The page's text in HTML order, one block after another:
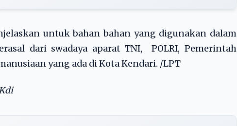
untuk bahan bahan yang digunakan dalam
dari swadaya aparat TNI, POLRI, Pemerintah
yang ada di Kota Kendari. /LPT